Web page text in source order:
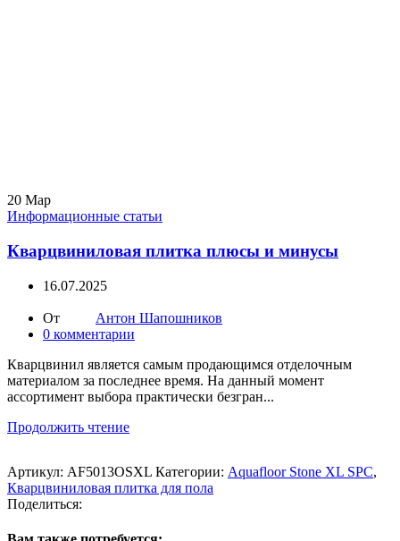
20 Мар
Информационные статьи
Кварцвиниловая плитка плюсы и минусы
16.07.2025
От
Антон Шапошников
0 комментарии
Кварцвинил является самым продающимся отделочным
материалом за последнее время. На данный момент
ассортимент выбора практически безгран...
Продолжить чтение
Артикул: AF5013OSXL Категории: Aquafloor Stone XL SPC,
Кварцвиниловая плитка для пола
Поделиться: